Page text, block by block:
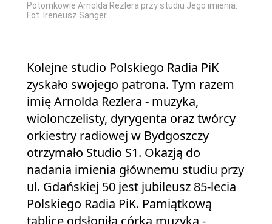
Potomkowie Arnolda Rezlera przy studiu Jego imienia.
Fot. Ireneusz Sanger
Kolejne studio Polskiego Radia PiK
zyskało swojego patrona. Tym razem
imię Arnolda Rezlera - muzyka,
wiolonczelisty, dyrygenta oraz twórcy
orkiestry radiowej w Bydgoszczy
otrzymało Studio S1. Okazją do
nadania imienia głównemu studiu przy
ul. Gdańskiej 50 jest jubileusz 85-lecia
Polskiego Radia PiK. Pamiątkową
tablicę odsłoniła córka muzyka -